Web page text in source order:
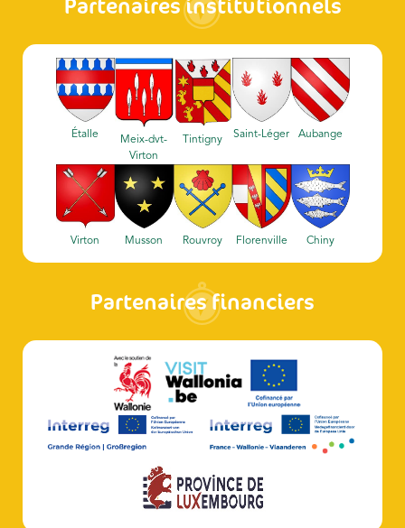
Partenaires institutionnels
Étalle
Meix-dvt-
Virton
Tintigny Saint-Léger Aubange
Virton Musson Rouvroy Florenville Chiny
Partenaires financiers